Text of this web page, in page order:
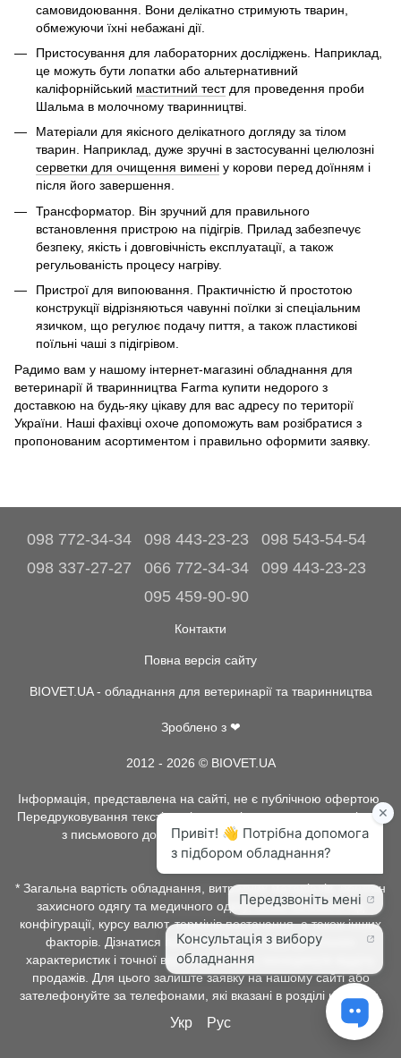
самовидоювання. Вони делікатно стримують тварин,
обмежуючи їхні небажані дії.
Пристосування для лабораторних досліджень. Наприклад,
це можуть бути лопатки або альтернативний
каліфорнійський маститний тестдля проведення проби
Шальма в молочному тваринництві.
Матеріали для якісного делікатного догляду за тілом
тварин. Наприклад, дуже зручні в застосуванні целюлозні
серветки для очищення вимені у корови перед доїнням і
після його завершення.
Трансформатор. Він зручний для правильного
встановлення пристрою на підігрів. Прилад забезпечує
безпеку, якість і довговічність експлуатації, а також
регульованість процесу нагріву.
Пристрої для випоювання. Практичністю й простотою
конструкції відрізняються чавунні поїлки зі спеціальним
язичком, що регулює подачу пиття, а також пластикові
поїльні чаші з підігрівом.
Радимо вам у нашому інтернет-магазині обладнання для
ветеринарії й тваринництва Farma купити недорого з
доставкою на будь-яку цікаву для вас адресу по території
України. Наші фахівці охоче допоможуть вам розібратися з
пропонованим асортиментом і правильно оформити заявку.
098 772-34-34 098 443-23-23
098 543-54-54
098 337-27-27
066 772-34-34
099 443-23-23
095 459-90-90
Контакти
Повна версія сайту
BIOVET.UA - обладнання для ветеринарії та тваринництва
Зроблено з ❤
2012 - 2026 © BIOVET.UA
Інформація, представлена на сайті, не є публічною офертою.
Передруковування текстів та інше копіювання, можливо тільки
з письмового дозволу адміністрації BIOVET.UA.
* Загальна вартість обладнання, витратних матеріалів, рентген
захисного одягу та медичного одягу, може залежати від
конфігурації, курсу валют, термінів постачання, а також інших
факторів. Дізнатися про наявність товару, детальних
характеристик і точної вартості можна у менеджерів відділу
продажів. Для цього залиште заявку на нашому сайті або
зателефонуйте за телефонами, які вказані в розділі контакти.
Укр Рус